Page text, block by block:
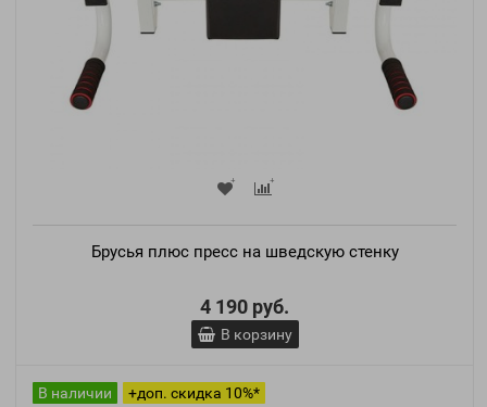
Брусья плюс пресс на шведскую стенку
4 190 руб.
В корзину
В наличии +доп. скидка 10%*